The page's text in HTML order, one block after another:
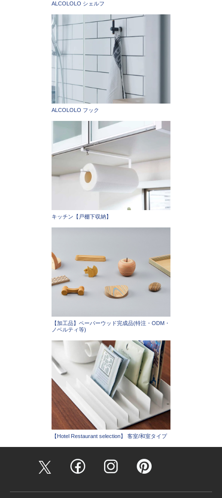
ALCOLOLO シェルフ
ALCOLOLO フック
キッチン【戸棚下収納】
【加工品】ペーパーウッド完成品(特注・ODM・
ノベルティ等)
【Hotel Restaurant selection】 客室/和室タイプ